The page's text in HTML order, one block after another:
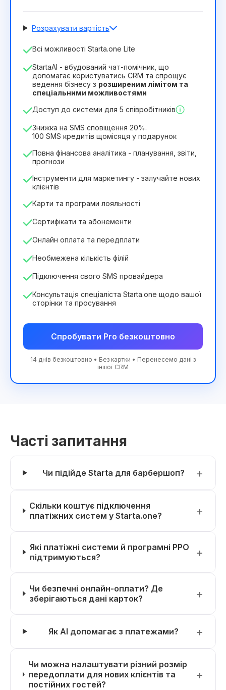
Розрахувати вартість
Кількість співробітників
Тривалість ліцензії
12 Months (знижка -25%) Вигідний
349₴ 244₴ /місяць
Всі можливості Starta.one Lite
StartaAI - вбудований чат-помічник, що
допомагає користуватись CRM та спрощує
ведення бізнесу з розширеним лімітом та
спеціальними можливостями
Доступ до системи для 5 співробітників
Знижка на SMS сповіщення 20%.
100 SMS кредитів щомісяця у подарунок
Повна фінансова аналітика - планування, звіти,
прогнози
Інструменти для маркетингу - залучайте нових
клієнтів
Карти та програми лояльності
Сертифікати та абонементи
Онлайн оплата та передплати
Необмежена кількість філій
Підключення свого SMS провайдера
Консультація спеціаліста Starta.one щодо вашої
сторінки та просування
Спробувати Pro безкоштовно
14 днів безкоштовно • Без картки • Перенесемо дані з
іншої CRM
Часті запитання
Чи підійде Starta для барбершоп?
Скільки коштує підключення
платіжних систем у Starta.one?
Які платіжні системи й програмні РРО
підтримуються?
Чи безпечні онлайн-оплати? Де
зберігаються дані карток?
Як AI допомагає з платежами?
Чи можна налаштувати різний розмір
передоплати для нових клієнтів та
постійних гостей?